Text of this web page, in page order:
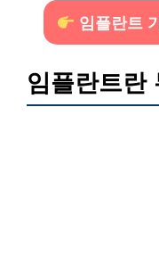
임플란트
임플란트란